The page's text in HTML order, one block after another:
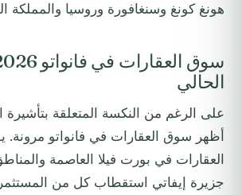
هونغ كونغ وسنغافورة وروسيا والمملكة
الحالي
على الرغم من النكسة المتعلقة بتأشيرة
أظهر سوق العقارات في فانواتو
العقارات في بورت فيلا العاصمة
جزيرة إيفاتي استقطاب كل من